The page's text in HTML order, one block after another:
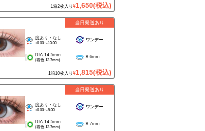
1箱2枚入り ¥1,650(税込)
度あり・なし
±0.00~-10.00
ワンデー
DIA 14.5mm
(着色 13.7mm)
8.6mm
1箱10枚入り ¥1,815(税込)
当日発送あり
度あり・なし
±0.00~-8.00
ワンデー
DIA 14.5mm
(着色 13.7mm)
8.7mm
当日発送あり